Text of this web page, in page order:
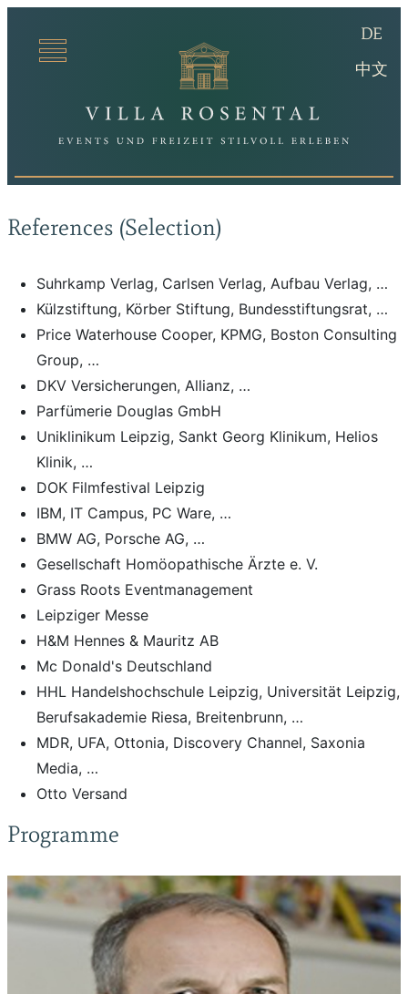
DE
中文
References (Selection)
Suhrkamp Verlag, Carlsen Verlag, Aufbau Verlag, …
Külzstiftung, Körber Stiftung, Bundesstiftungsrat, …
Price Waterhouse Cooper, KPMG, Boston Consulting
Group, …
DKV Versicherungen, Allianz, …
Parfümerie Douglas GmbH
Uniklinikum Leipzig, Sankt Georg Klinikum, Helios
Klinik, …
DOK Filmfestival Leipzig
IBM, IT Campus, PC Ware, …
BMW AG, Porsche AG, …
Gesellschaft Homöopathische Ärzte e. V.
Grass Roots Eventmanagement
Leipziger Messe
H&M Hennes & Mauritz AB
Mc Donald's Deutschland
HHL Handelshochschule Leipzig, Universität Leipzig,
Berufsakademie Riesa, Breitenbrunn, …
MDR, UFA, Ottonia, Discovery Channel, Saxonia
Media, …
Otto Versand
Programme